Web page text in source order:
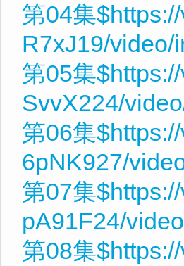
第04集
R7xJ19/video/
第05集
SvvX224/
第06集
6pNK927/
第07集
pA91F24/
第08集